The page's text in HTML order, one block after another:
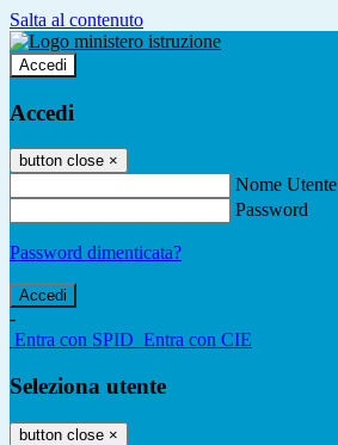
Salta al contenuto
Accedi
Accedi
button close ×
Nome Utente
Password
Password dimenticata?
-
Entra con SPID Entra con CIE
Seleziona utente
button close ×